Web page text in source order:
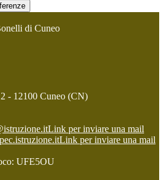
di Cuneo
- 12100 Cuneo (CN)
Link per inviare una mail
Link per inviare una mail
UFE5OU